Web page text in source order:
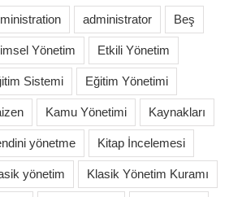
administrator Beş
Yönetim Etkili Yönetim
Sistemi Eğitim Yönetimi
Kamu Yönetimi Kaynakları
yönetme Kitap İncelemesi
yönetim Klasik Yönetim Kuramı